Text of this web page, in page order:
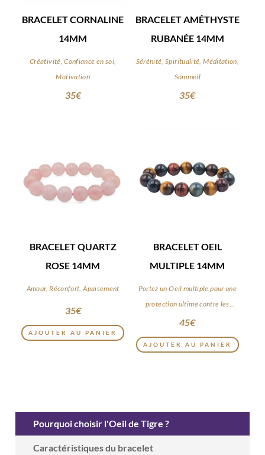
BRACELET CORNALINE
14MM
Créativité, Confiance en soi,
Motivation
35€
BRACELET AMÉTHYSTE
RUBANÉE 14MM
Sérénité, Spiritualité, Méditation,
Sommeil
35€
BRACELET QUARTZ
ROSE 14MM
Amour, Réconfort, Apaisement
35€
AJOUTER AU PANIER
BRACELET OEIL
MULTIPLE 14MM
Portez un Oeil multiple pour une
protection ultime contre les
énergies négatives
45€
AJOUTER AU PANIER
Pourquoi choisir l'Oeil de Tigre ?
Caractéristiques du bracelet